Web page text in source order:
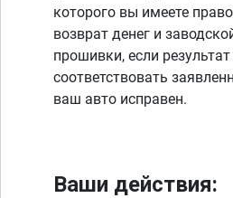
которого вы имеете
возврат денег и
прошивки, если
соответствовать
ваш авто исправен.
Ваши действия: